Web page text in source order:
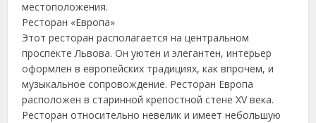
местоположения.
Ресторан «Европа»
Этот ресторан располагается на центральном
проспекте Львова. Он уютен и элегантен, интерьер
оформлен в европейских традициях, как впрочем, и
музыкальное сопровождение. Ресторан Европа
расположен в старинной крепостной стене XV века.
Ресторан относительно невелик и имеет небольшую